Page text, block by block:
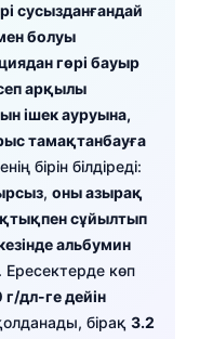
сусызданғандай
болуы
гөрі бауыр
арқылы
ішек ауруына,
тамақтанбауға
бірін білдіреді:
, оны азырақ
сұйылтып
альбумин
. Ересектерде көп
дл-ге дейін
бірақ 3.2